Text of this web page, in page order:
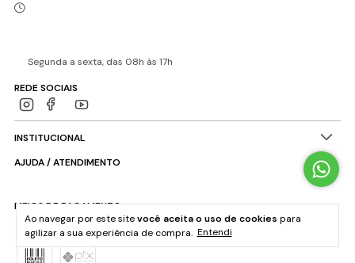
Ao navegar por este sitevocê aceita o uso de cookies para
agilizar a sua experiência de compra. Entendi
Segunda a sexta, das 08h às 17h
REDE SOCIAIS
INSTITUCIONAL
AJUDA / ATENDIMENTO
MEIOS DE PAGAMENTO